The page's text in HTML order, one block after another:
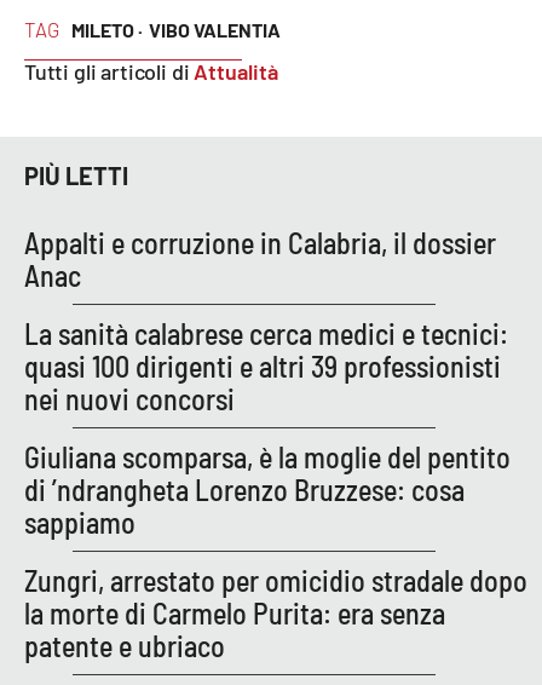
PROGETTI
SPECIALI
Buona Sanità Calabria
LA
CALABRIAVISIONE
Destinazioni
Eventi
Food
Storie
LAC
NETWORK
Lacplay.it
Lactv.it
TAG MILETO · VIBO VALENTIA
Tutti gli articoli diAttualità
PIÙ LETTI
Appalti e corruzione in Calabria, il dossier
Anac
La sanità calabrese cerca medici e tecnici:
quasi 100 dirigenti e altri 39 professionisti
nei nuovi concorsi
Giuliana scomparsa, è la moglie del pentito
di ’ndrangheta Lorenzo Bruzzese: cosa
sappiamo
Zungri, arrestato per omicidio stradale dopo
la morte di Carmelo Purita: era senza
patente e ubriaco